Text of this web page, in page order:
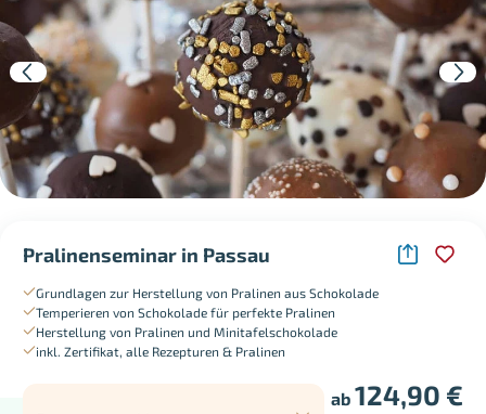
Pralinenseminar in Passau
Grundlagen zur Herstellung von Pralinen aus Schokolade
Temperieren von Schokolade für perfekte Pralinen
Herstellung von Pralinen und Minitafelschokolade
inkl. Zertifikat, alle Rezepturen & Pralinen
ab124,90 €